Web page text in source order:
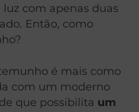
com apenas duas
Então, como
é mais como
com um moderno
que possibilita um